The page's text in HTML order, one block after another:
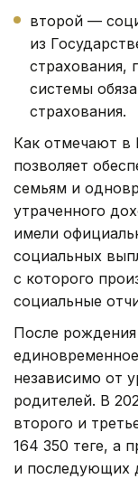
второй —
из
страхования,
системы
страхования.
Как отмечают в
позволяет
семьям и
утраченного
имели
социальных
с которого
социальные
После рождения
независимо от
родителей. В
второго и
164 350 теңге, а
и последующих